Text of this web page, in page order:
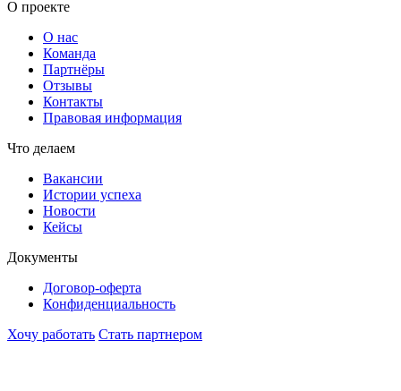
O проекте
О нас
Команда
Партнёры
Отзывы
Контакты
Правовая информация
Что делаем
Вакансии
Истории успеха
Новости
Кейсы
Документы
Договор-оферта
Конфиденциальность
Хочу работать Стать партнером